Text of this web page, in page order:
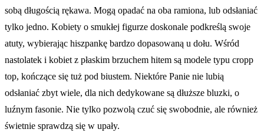
sobą długością rękawa. Mogą opadać na oba ramiona, lub odsłaniać
tylko jedno. Kobiety o smukłej figurze doskonale podkreślą swoje
atuty, wybierając hiszpankę bardzo dopasowaną u dołu. Wśród
nastolatek i kobiet z płaskim brzuchem hitem są modele typu cropp
top, kończące się tuż pod biustem. Niektóre Panie nie lubią
odsłaniać zbyt wiele, dla nich dedykowane są dłuższe bluzki, o
luźnym fasonie. Nie tylko pozwolą czuć się swobodnie, ale również
świetnie sprawdzą się w upały.